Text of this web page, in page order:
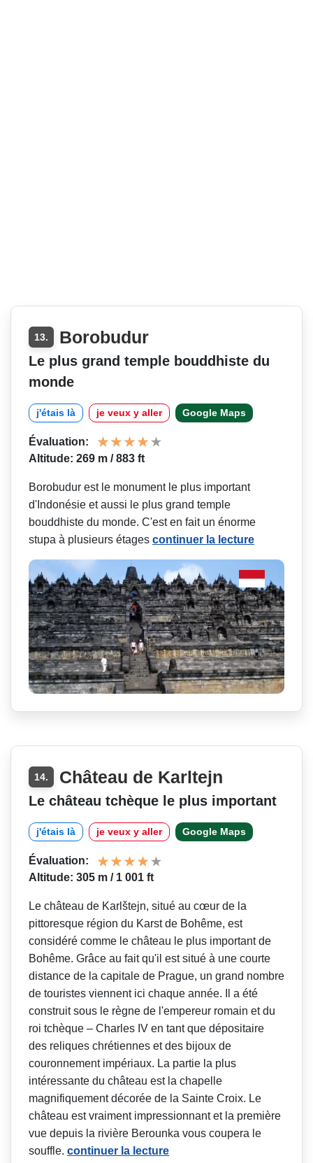
13. Borobudur
Le plus grand temple bouddhiste du
monde
j'étais là je veux y aller Google Maps
Évaluation:
Altitude: 269 m / 883 ft
Borobudur est le monument le plus important
d'Indonésie et aussi le plus grand temple
bouddhiste du monde. C'est en fait un énorme
stupa à plusieurs étages continuer la lecture
14. Château de Karltejn
Le château tchèque le plus important
j'étais là je veux y aller Google Maps
Évaluation:
Altitude: 305 m / 1 001 ft
Le château de Karlštejn, situé au cœur de la
pittoresque région du Karst de Bohême, est
considéré comme le château le plus important de
Bohême. Grâce au fait qu'il est situé à une courte
distance de la capitale de Prague, un grand nombre
de touristes viennent ici chaque année. Il a été
construit sous le règne de l'empereur romain et du
roi tchèque – Charles IV en tant que dépositaire
des reliques chrétiennes et des bijoux de
couronnement impériaux. La partie la plus
intéressante du château est la chapelle
magnifiquement décorée de la Sainte Croix. Le
château est vraiment impressionnant et la première
vue depuis la rivière Berounka vous coupera le
souffle. continuer la lecture